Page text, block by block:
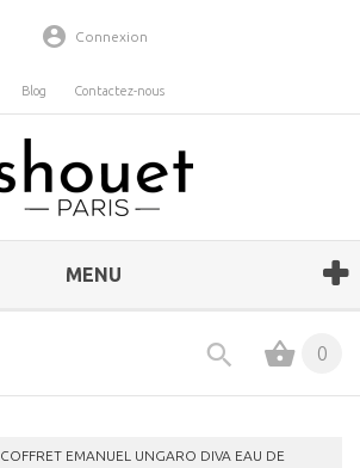
Connexion
Blog Contactez-nous
MENU
0
COFFRET EMANUEL UNGARO DIVA EAU DE